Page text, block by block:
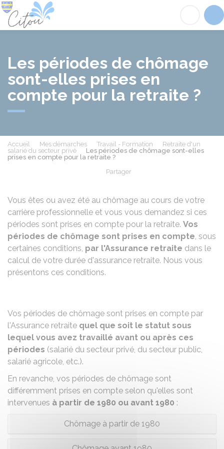
Les périodes de chômage
sont-elles prises en
compte pour la retraite ?
Accueil Mes démarches Travail - Formation
Retraite d'un
salarié du secteur privé
Les périodes de chômage sont-elles
prises en compte pour la retraite ?
Partager
Vous êtes ou avez été au chômage au cours de votre
carrière professionnelle et vous vous demandez si ces
périodes sont prises en compte pour la retraite. Vos
périodes de chômage sont prises en compte, sous
certaines conditions, par l'Assurance retraite dans le
calcul de votre durée d'assurance retraite. Nous vous
présentons ces conditions.
Vos périodes de chômage sont prises en compte par
l'Assurance retraite quel que soit le statut sous
lequel vous avez travaillé avant ou après ces
périodes (salarié du secteur privé, du secteur public,
salarié agricole, etc.).
En revanche, vos périodes de chômage sont
différemment prises en compte selon qu'elles sont
intervenues à partir de 1980 ou avant 1980 :
Chômage à partir de 1980